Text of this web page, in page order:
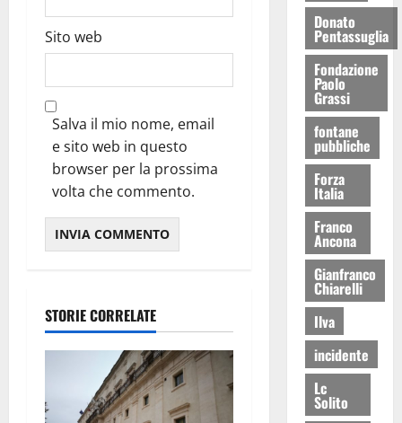
Sito web
Salva il mio nome, email
e sito web in questo
browser per la prossima
volta che commento.
STORIE CORRELATE
Donato
Pentassuglia
Fondazione
Paolo
Grassi
fontane
pubbliche
Forza
Italia
Franco
Ancona
Gianfranco
Chiarelli
Ilva
incidente
Lc
Solito